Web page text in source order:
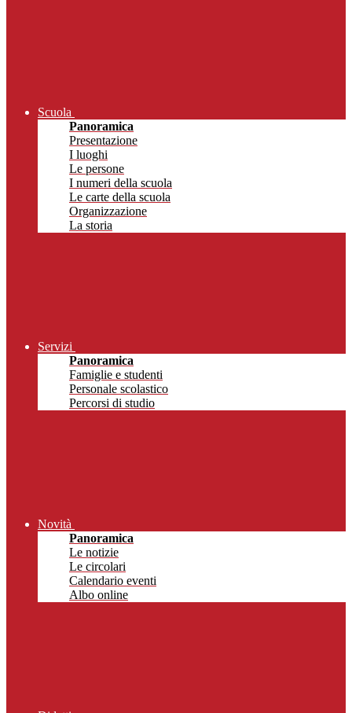
Scuola
Panoramica
Presentazione
I luoghi
Le persone
I numeri della scuola
Le carte della scuola
Organizzazione
La storia
Servizi
Panoramica
Famiglie e studenti
Personale scolastico
Percorsi di studio
Novità
Panoramica
Le notizie
Le circolari
Calendario eventi
Albo online